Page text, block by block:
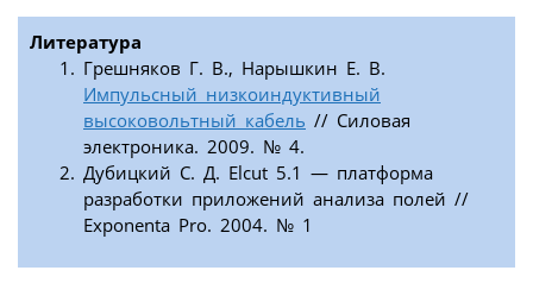
Литература
Грешняков Г. В., Нарышкин Е. В.
Импульсный низкоиндуктивный
высоковольтный кабель // Силовая
электроника. 2009. № 4.
Дубицкий С. Д. Elcut 5.1 — платформа
разработки приложений анализа полей //
Exponenta Pro. 2004. № 1